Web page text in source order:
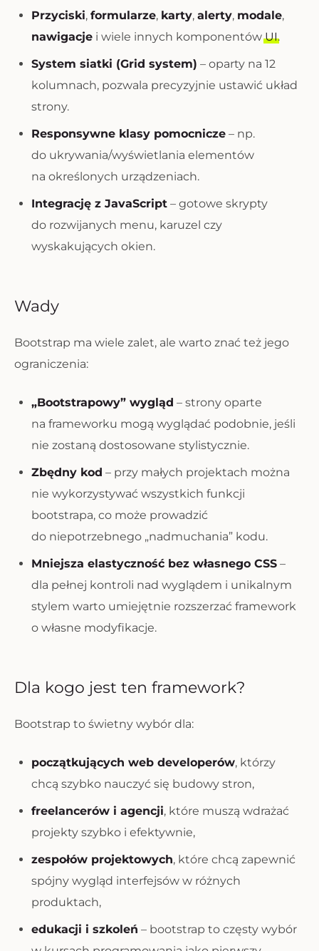
Przyciski, formularze, karty, alerty, modale,
nawigacje i wiele innych komponentówUI.
System siatki (Grid system) – oparty na 12
kolumnach, pozwala precyzyjnie ustawić układ
strony.
Responsywne klasy pomocnicze – np.
do ukrywania/wyświetlania elementów
na określonych urządzeniach.
Integrację z JavaScript – gotowe skrypty
do rozwijanych menu, karuzel czy
wyskakujących okien.
Wady
Bootstrap ma wiele zalet, ale warto znać też jego
ograniczenia:
„Bootstrapowy” wygląd – strony oparte
na frameworku mogą wyglądać podobnie, jeśli
nie zostaną dostosowane stylistycznie.
Zbędny kod – przy małych projektach można
nie wykorzystywać wszystkich funkcji
bootstrapa, co może prowadzić
do niepotrzebnego „nadmuchania” kodu.
Mniejsza elastyczność bez własnego CSS –
dla pełnej kontroli nad wyglądem i unikalnym
stylem warto umiejętnie rozszerzać framework
o własne modyfikacje.
Dla kogo jest ten framework?
Bootstrap to świetny wybór dla:
początkujących web developerów, którzy
chcą szybko nauczyć się budowy stron,
freelancerów i agencji, które muszą wdrażać
projekty szybko i efektywnie,
zespołów projektowych, które chcą zapewnić
spójny wygląd interfejsów w różnych
produktach,
edukacji i szkoleń – bootstrap to częsty wybór